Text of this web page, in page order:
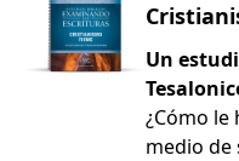
Un
¿Cómo le
medio de